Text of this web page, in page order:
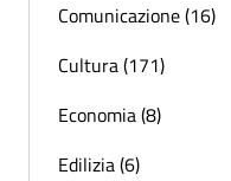
Comunicazione (16)
Cultura (171)
Economia (8)
Edilizia (6)